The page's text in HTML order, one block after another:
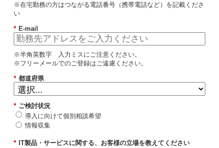
※在宅勤務の方はつながる電話番号（携帯電話など）を記載くださ
い
* E-mail
※半角英数字 入力ミスにご注意ください。
※フリーメールでのご登録はご遠慮ください。
* 都道府県
* ご検討状況
導入に向けて個別相談希望
情報収集
* IT製品・サービスに関する、お客様の立場を教えてください